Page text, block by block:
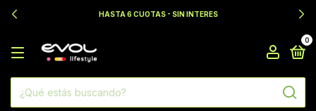
HASTA 6 CUOTAS - SIN INTERES
0